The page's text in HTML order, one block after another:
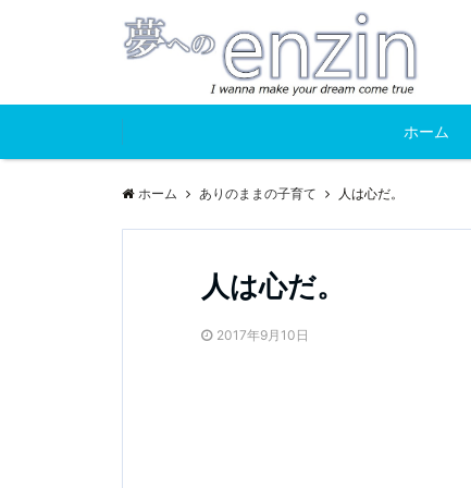
ホーム
ホーム ありのままの子育て 人は心だ。
人は心だ。
2017年9月10日